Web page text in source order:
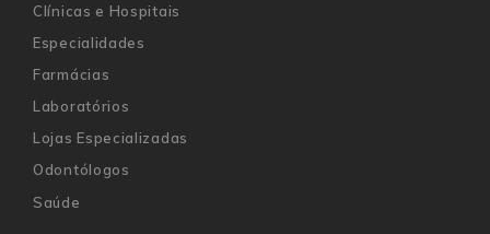
Clínicas e Hospitais
Especialidades
Farmácias
Laboratórios
Lojas Especializadas
Odontólogos
Saúde